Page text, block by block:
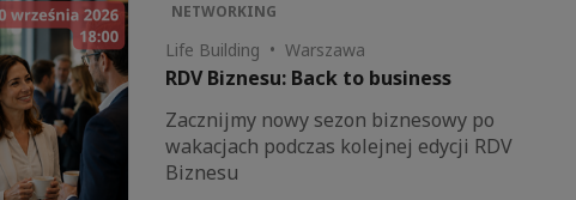
NETWORKING
Life Building • Warszawa
RDV Biznesu: Back to business
Zacznijmy nowy sezon biznesowy po
wakacjach podczas kolejnej edycji RDV
Biznesu